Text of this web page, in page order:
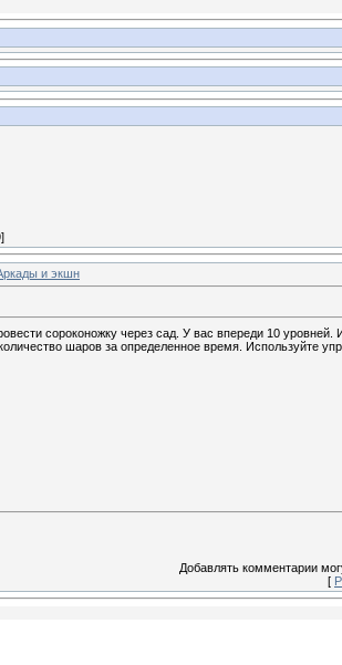
и экшн
сороконожку через сад. У вас впереди 10
шаров за определенное время. Используйте
Добавлять комментарии
[